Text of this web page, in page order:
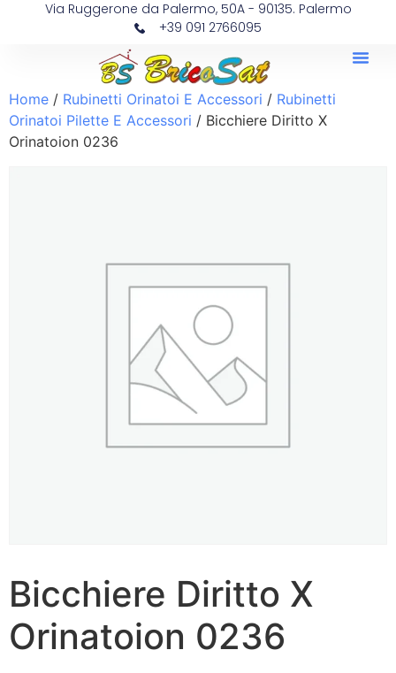
Via Ruggerone da Palermo, 50A - 90135. Palermo
+39 091 2766095
Home / Rubinetti Orinatoi E Accessori / Rubinetti
Orinatoi Pilette E Accessori / Bicchiere Diritto X
Orinatoion 0236
Bicchiere Diritto X
Orinatoion 0236